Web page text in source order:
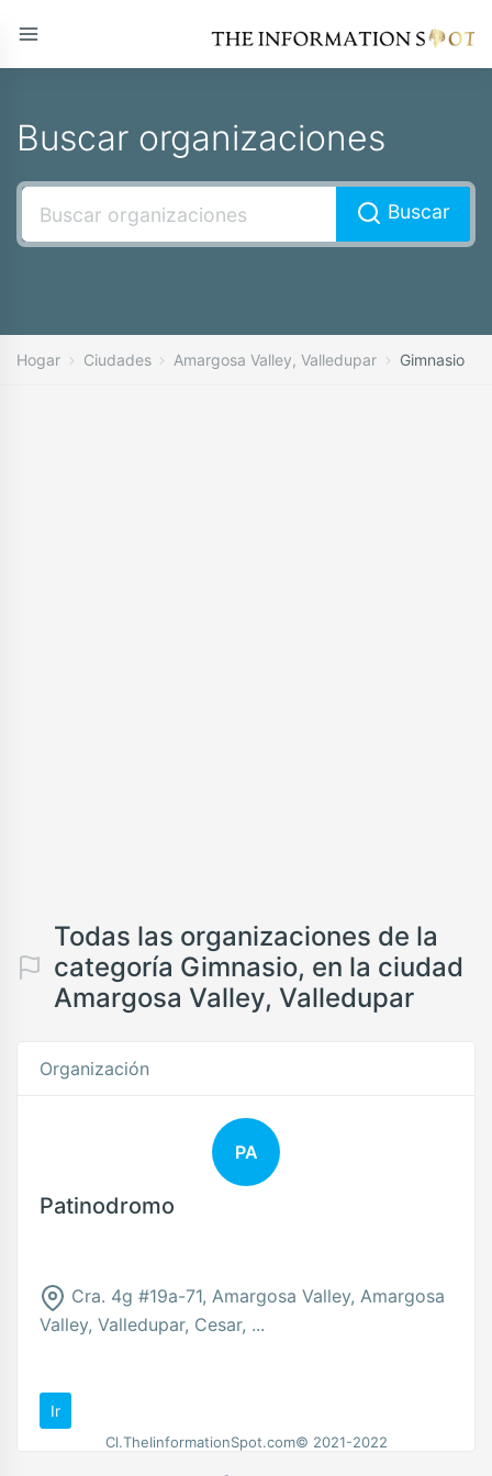
Buscar organizaciones
Buscar
Hogar Ciudades Amargosa Valley, Valledupar Gimnasio
Todas las organizaciones de la
categoría Gimnasio, en la ciudad
Amargosa Valley, Valledupar
Organización
PA
Patinodromo
Cra. 4g #19a-71, Amargosa Valley, Amargosa
Valley, Valledupar, Cesar, ...
Ir
Cl.TheIinformationSpot.com© 2021-2022